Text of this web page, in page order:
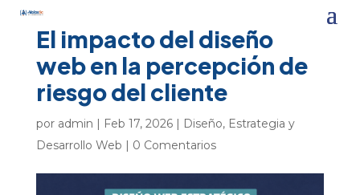
El impacto del diseño
web en la percepción de
riesgo del cliente
por admin | Feb 17, 2026| Diseño, Estrategia y
Desarrollo Web | 0 Comentarios